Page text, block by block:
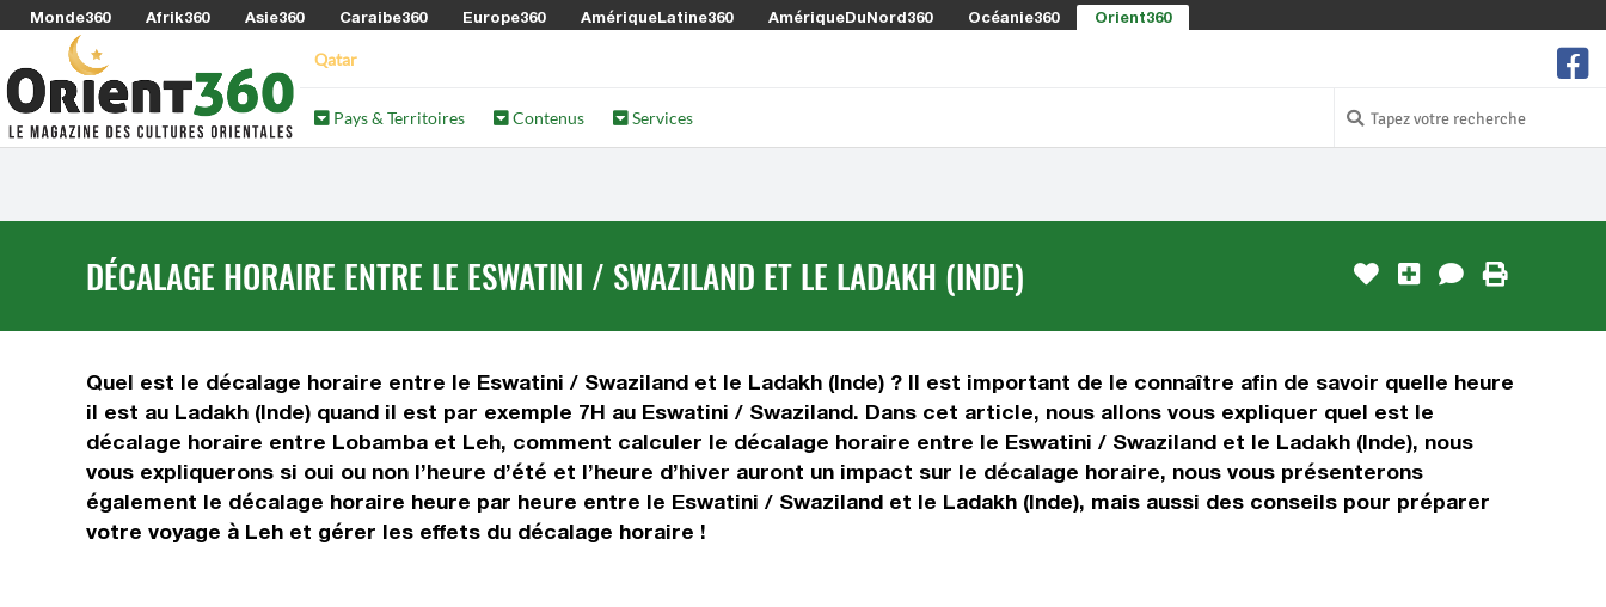
Monde360 Afrik360 Asie360 Caraibe360 Europe360 AmériqueLatine360 AmériqueDuNord360 Océanie360 Orient360
Qatar
Pays & Territoires Contenus Services
DÉCALAGE HORAIRE ENTRE LE ESWATINI / SWAZILAND ET LE LADAKH (INDE)
Quel est le décalage horaire entre le Eswatini / Swaziland et le Ladakh (Inde) ? Il est important de le connaître afin de savoir quelle heure
il est au Ladakh (Inde) quand il est par exemple 7H au Eswatini / Swaziland. Dans cet article, nous allons vous expliquer quel est le
décalage horaire entre Lobamba et Leh, comment calculer le décalage horaire entre le Eswatini / Swaziland et le Ladakh (Inde), nous
vous expliquerons si oui ou non l’heure d’été et l’heure d’hiver auront un impact sur le décalage horaire, nous vous présenterons
également le décalage horaire heure par heure entre le Eswatini / Swaziland et le Ladakh (Inde), mais aussi des conseils pour préparer
votre voyage à Leh et gérer les effets du décalage horaire !